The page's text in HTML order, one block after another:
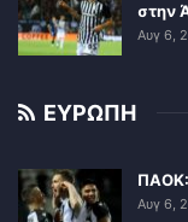
στην
Αυγ 6,
ΕΥΡΩΠΗ
ΠΑΟΚ:
Αυγ 6,